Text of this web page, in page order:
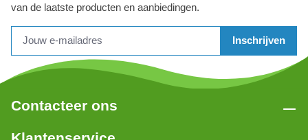
van de laatste producten en aanbiedingen.
Inschrijven
Contacteer ons